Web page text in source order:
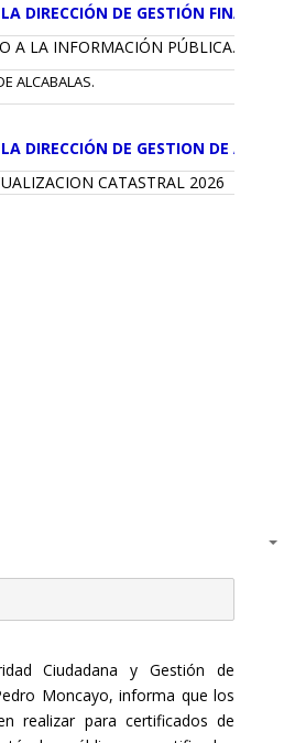
DIRECCIÓN DE GESTIÓN
A LA INFORMACIÓN PÚBLICA.
ALCABALAS.
DIRECCIÓN DE GESTION DE
CATASTRAL 2026
Ciudadana y Gestión de
Moncayo, informa que los
realizar para certificados de